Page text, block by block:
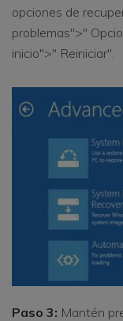
opciones de
problemas">"
inicio">" Reiniciar".
Paso 3: Mantén